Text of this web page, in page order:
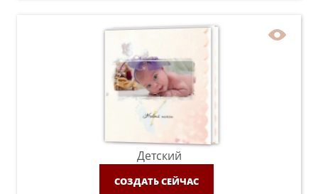
Детский
СОЗДАТЬ СЕЙЧАС